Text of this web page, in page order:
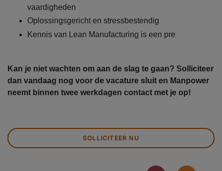
vaardigheden
Oplossingsgericht en stressbestendig
Kennis van Lean Manufacturing is een pre
Kan je niet wachten om aan de slag te gaan? Solliciteer
dan vandaag nog voor de vacature sluit en Manpower
neemt binnen twee werkdagen contact met je op!
SOLLICITEER NU